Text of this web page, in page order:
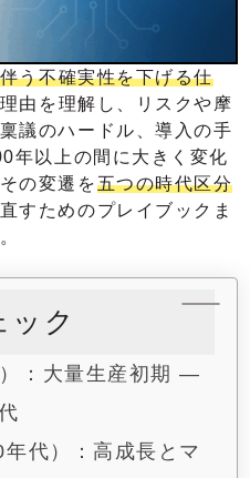
う不確実性を下げる仕
由を理解し、リスクや摩
議のハードル、導入の手
年以上の間に大きく変化
の変遷を五つの時代区分
すためのプレイブックま
ック
：大量生産初期 ―
代）：高成長とマ